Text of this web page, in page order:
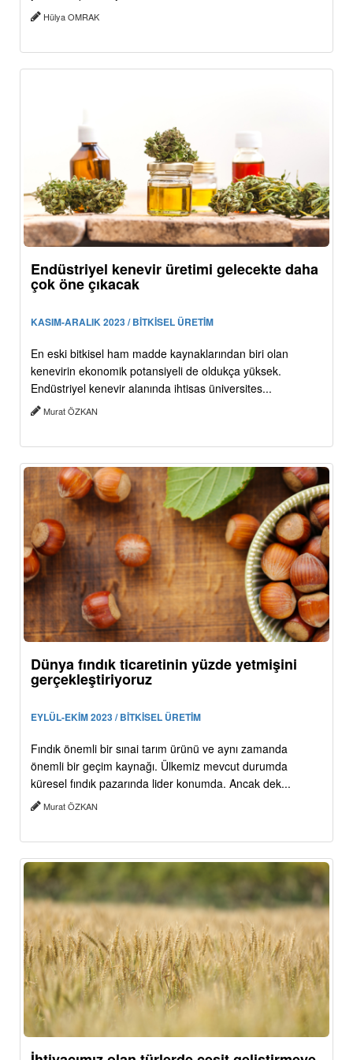
Hülya OMRAK
Endüstriyel kenevir üretimi gelecekte daha
çok öne çıkacak
KASIM-ARALIK 2023 / BİTKİSEL ÜRETİM
En eski bitkisel ham madde kaynaklarından biri olan
kenevirin ekonomik potansiyeli de oldukça yüksek.
Endüstriyel kenevir alanında ihtisas üniversites...
Murat ÖZKAN
Dünya fındık ticaretinin yüzde yetmişini
gerçekleştiriyoruz
EYLÜL-EKİM 2023 / BİTKİSEL ÜRETİM
Fındık önemli bir sınai tarım ürünü ve aynı zamanda
önemli bir geçim kaynağı. Ülkemiz mevcut durumda
küresel fındık pazarında lider konumda. Ancak dek...
Murat ÖZKAN